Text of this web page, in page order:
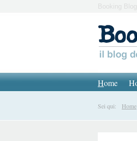
Booking
Home
Sei qui: Home